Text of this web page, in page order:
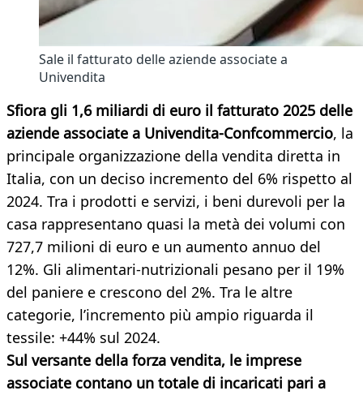
Sale il fatturato delle aziende associate a
Univendita
Sfiora gli 1,6 miliardi di euro il fatturato 2025 delle
aziende associate a Univendita-Confcommercio, la
principale organizzazione della vendita diretta in
Italia, con un deciso incremento del 6% rispetto al
2024. Tra i prodotti e servizi, i beni durevoli per la
casa rappresentano quasi la metà dei volumi con
727,7 milioni di euro e un aumento annuo del
12%. Gli alimentari-nutrizionali pesano per il 19%
del paniere e crescono del 2%. Tra le altre
categorie, l’incremento più ampio riguarda il
tessile: +44% sul 2024.
Sul versante della forza vendita, le imprese
associate contano un totale di incaricati pari a